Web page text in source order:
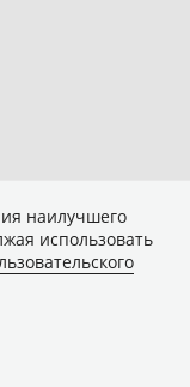
наилучшего
использовать